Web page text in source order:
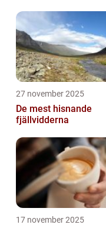
27 november 2025
De mest hisnande
fjällvidderna
17 november 2025